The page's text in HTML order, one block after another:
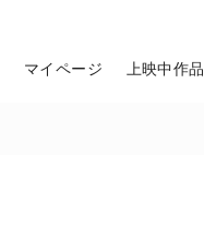
マイページ 上映中作品